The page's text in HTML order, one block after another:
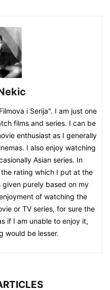
i Serija". I am just one
films and series. I can be
enthusiast as I generally
I also enjoy watching
Asian series. In
rating which I put at the
purely based on my
of watching the
or TV series, for sure the
if I am unable to enjoy it,
would be lesser.